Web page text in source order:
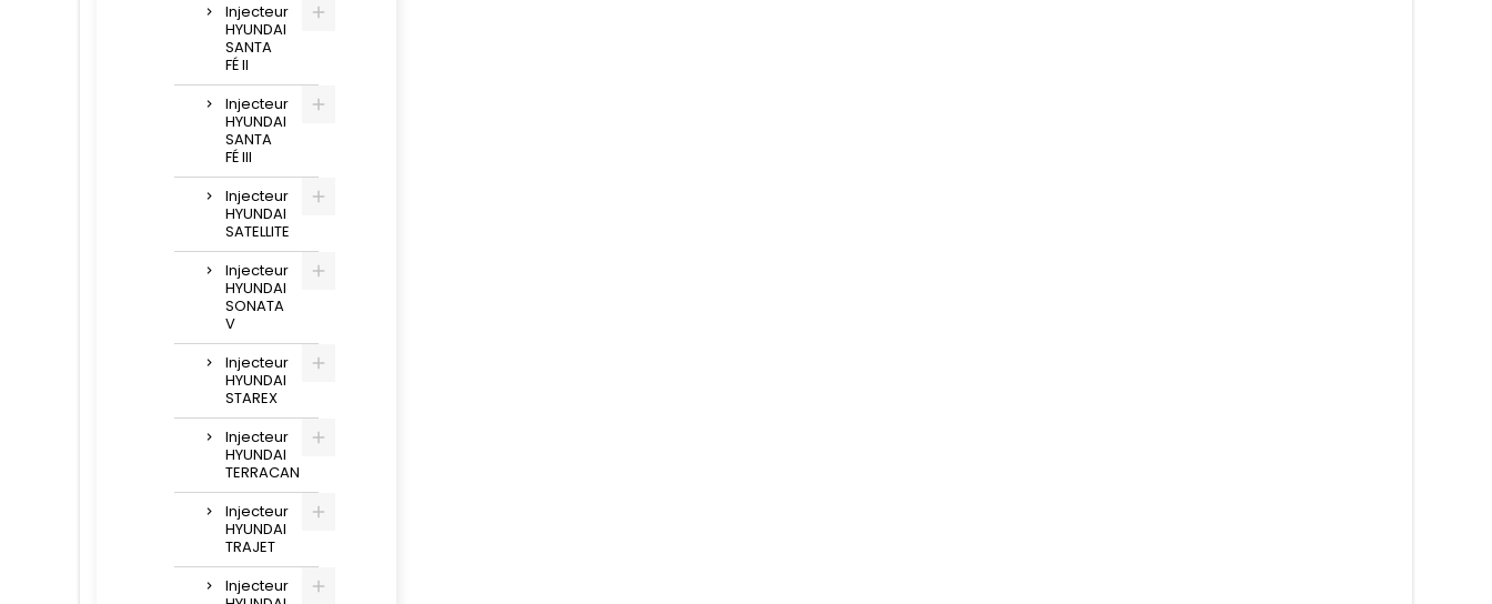
Injecteur
HYUNDAI
SANTA
FÉ II
Injecteur
HYUNDAI
SANTA
FÉ III
Injecteur
HYUNDAI
SATELLITE
Injecteur
HYUNDAI
SONATA
V
Injecteur
HYUNDAI
STAREX
Injecteur
HYUNDAI
TERRACAN
Injecteur
HYUNDAI
TRAJET
Injecteur